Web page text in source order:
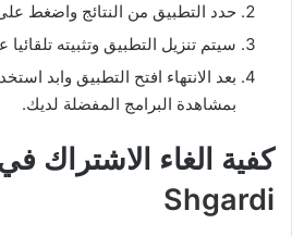
حدد التطبيق من النتائج واضغط
سيتم تنزيل التطبيق وتثبيته
بعد الانتهاء افتح التطبيق وابد
بمشاهدة البرامج المفضلة لديك.
كفية الغاء الاشتراك
Shgardi